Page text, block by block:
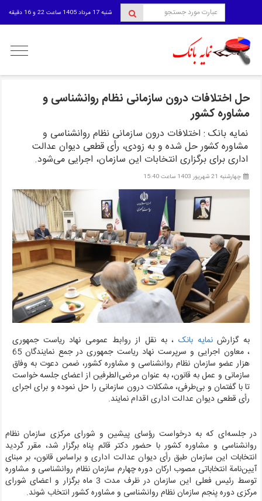
شنبه 17 مرداد 1405 ساعت 22 و 16 دقیقه
منوی
حل اختلافات درون سازمانی نظام روانشناسی و
مشاوره کشور
نمایه بانک : اختلافات درون سازمانی نظام روانشناسی و
مشاوره کشور حل شده و به زودی، رأی قطعی دیوان عدالت
اداری برای برگزاری انتخابات این سازمان، اجرایی می‌شود.
چهارشنبه 21 شهریور 1403 ساعت 15:40
به گزارشنمایه بانک، به نقل از روابط عمومی نهاد ریاست جمهوری
،
معاون اجرایی و سرپرست نهاد ریاست جمهوری در جمع نمایندگان 65
هزار عضو سازمان نظام روانشناسی و مشاوره کشور، ضمن دعوت به وفاق
سازمانی و عمل به قانون، به عنوان مرضی‌الطرفین از اعضای جلسه خواست
تا با گفتمان و بی‌طرفی، ‌مشکلات درون سازمانی را حل نموده و برای اجرای
رأی قطعی دیوان عدالت اداری اقدام نمایند.
در جلسه‌ای که به درخواست رؤسای پیشین و شورای مرکزی سازمان نظام
روانشناسی و مشاوره کشور با حضور دکتر قائم پناه برگزار شد، مقرر گردید
انتخابات این سازمان طبق رأی دیوان عدالت اداری و براساس قانون، بر مبنای
آیین‌نامة انتخاباتی مصوب ارکان دوره چهارم سازمان نظام روانشناسی و مشاوره
توسط رئیس فعلی این سازمان در ظرف مدت 3 ماه برگزار و اعضای شورای
مرکزی دوره پنجم سازمان نظام روانشناسی و مشاوره کشور انتخاب شوند.